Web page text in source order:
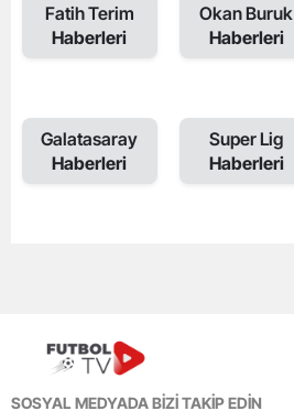
Fatih Terim
Haberleri
Okan Buruk
Haberleri
Galatasaray
Haberleri
Super Lig
Haberleri
SOSYAL MEDYADA BİZİ TAKİP EDİN